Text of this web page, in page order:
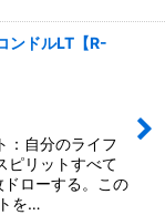
ンドルLT【R-
自分のライフ
ピリットすべて
ローする。この
を…